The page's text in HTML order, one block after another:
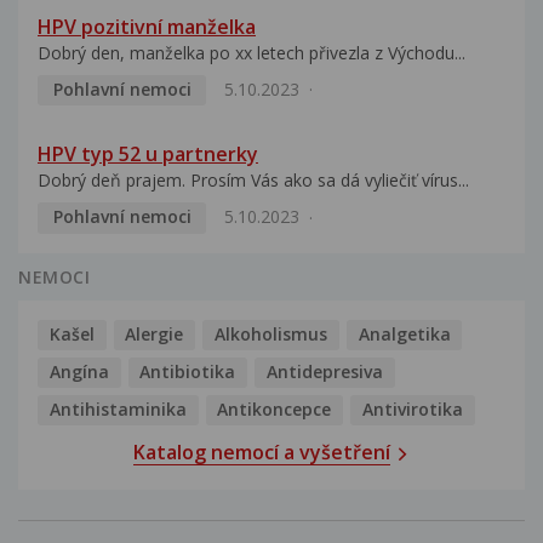
HPV pozitivní manželka
Dobrý den, manželka po xx letech přivezla z Východu...
Pohlavní nemoci
5.10.2023
HPV typ 52 u partnerky
Dobrý deň prajem. Prosím Vás ako sa dá vyliečiť vírus...
Pohlavní nemoci
5.10.2023
NEMOCI
Kašel Alergie Alkoholismus
Analgetika
Angína
Antibiotika
Antidepresiva
Antihistaminika
Antikoncepce Antivirotika
Katalog nemocí a vyšetření